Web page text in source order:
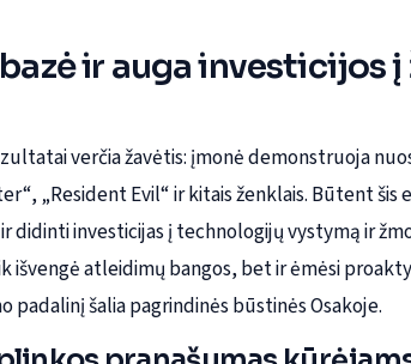
ir auga investicijos
verčia žavėtis: įmonė demonstruoja
„Resident Evil“ ir kitais ženklais. Būtent šis
didinti investicijas į technologijų vystymą ir
išvengė atleidimų bangos, bet ir ėmėsi
šalia pagrindinės būstinės Osakoje.